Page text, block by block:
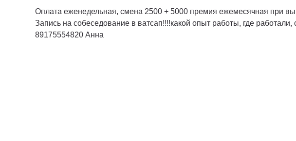
Оплата еженедельная, смена 2500 + 5000 премия ежемесячная при
Запись на собеседование в ватсап!!!!какой опыт работы, где
89175554820 Анна